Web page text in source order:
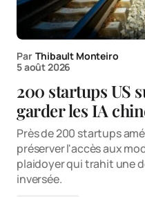
Par Thibault Monteiro
5 août 2026
200 startups US
garder les IA
Près de 200 startups
préserver l'accès aux
plaidoyer qui trahit une
inversée.